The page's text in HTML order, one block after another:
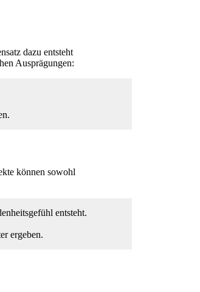
dazu entsteht
Ausprägungen:
können sowohl
entsteht.
ergeben.